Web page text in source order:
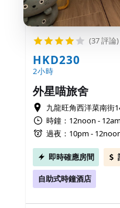
(37 評論)
HKD230
2小時
外星喵旅舍
九龍旺角西洋菜南街
時鐘：12noon -
過夜：10pm -
即時確應房間
自助式時鐘酒店